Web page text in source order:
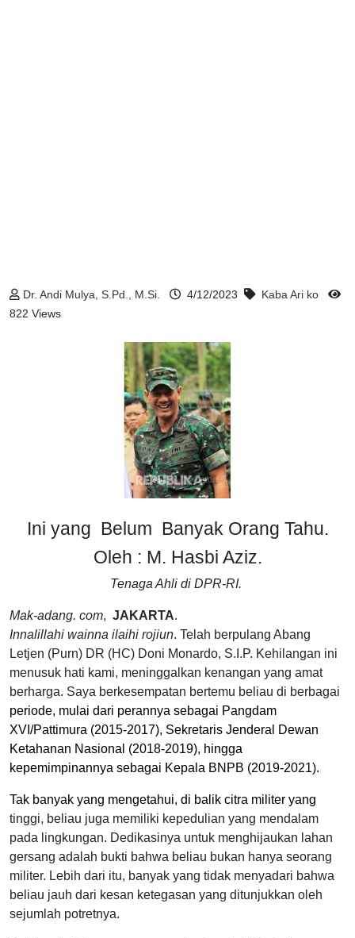
Dr. Andi Mulya, S.Pd., M.Si. 4/12/2023
Kaba Ari ko
822 Views
Ini yang Belum Banyak Orang Tahu.
Oleh : M. Hasbi Aziz.
Tenaga Ahli di DPR-RI.
Mak-adang. com, JAKARTA.
Innalillahi wainna ilaihi rojiun. Telah berpulang Abang
Letjen (Purn) DR (HC) Doni Monardo, S.I.P. Kehilangan ini
menusuk hati kami, meninggalkan kenangan yang amat
berharga. Saya berkesempatan bertemu beliau di berbagai
periode, mulai dari perannya sebagai Pangdam
XVI/Pattimura (2015-2017), Sekretaris Jenderal Dewan
Ketahanan Nasional (2018-2019), hingga
kepemimpinannya sebagai Kepala BNPB (2019-2021).
Tak banyak yang mengetahui, di balik citra militer yang
tinggi, beliau juga memiliki kepedulian yang mendalam
pada lingkungan. Dedikasinya untuk menghijaukan lahan
gersang adalah bukti bahwa beliau bukan hanya seorang
militer. Lebih dari itu, banyak yang tidak menyadari bahwa
beliau jauh dari kesan ketegasan yang ditunjukkan oleh
sejumlah potretnya.